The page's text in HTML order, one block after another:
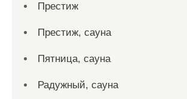
Престиж
Престиж, сауна
Пятница, сауна
Радужный, сауна